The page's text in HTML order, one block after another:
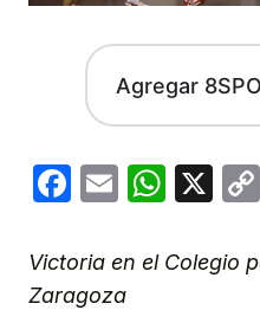
Agregar
Facebook
Email X
Victoria en el Colegio
Zaragoza